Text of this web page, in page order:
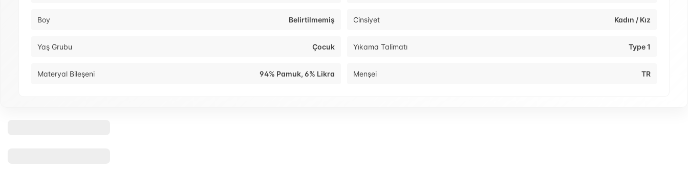
Boy Belirtilmemiş Cinsiyet Kadın / Kız
Yaş Grubu Çocuk Yıkama Talimatı Type 1
Materyal Bileşeni 94% Pamuk, 6% Likra Menşei TR